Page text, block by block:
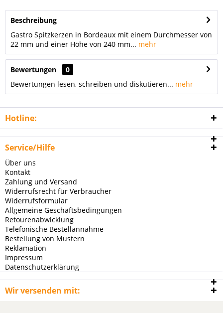
Beschreibung
Gastro Spitzkerzen in Bordeaux mit einem Durchmesser von
22 mm und einer Höhe von 240 mm... mehr
Bewertungen
0
Bewertungen lesen, schreiben und diskutieren... mehr
Hotline:
Service/Hilfe
Über uns
Kontakt
Zahlung und Versand
Widerrufsrecht für Verbraucher
Widerrufsformular
Allgemeine Geschäftsbedingungen
Retourenabwicklung
Telefonische Bestellannahme
Bestellung von Mustern
Reklamation
Impressum
Datenschutzerklärung
Wir versenden mit: